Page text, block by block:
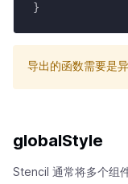
}
导出的函数需要是异
globalStyle
Stencil 通常将多个组